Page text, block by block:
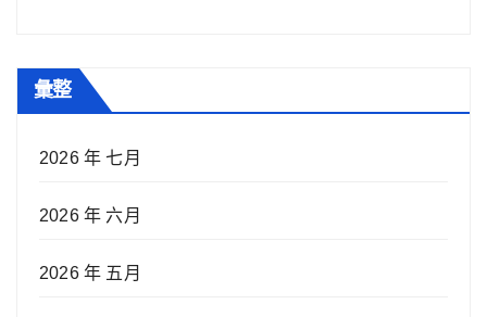
彙整
2026 年 七月
2026 年 六月
2026 年 五月